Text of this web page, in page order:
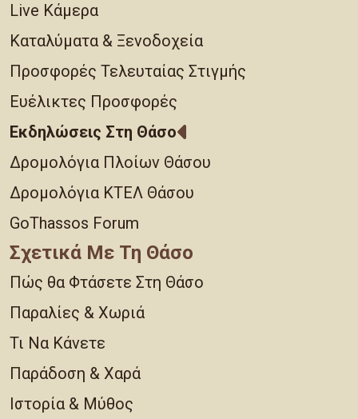
Live Κάμερα
Καταλύματα & Ξενοδοχεία
Προσφορές Τελευταίας Στιγμής
Ευέλικτες Προσφορές
Εκδηλώσεις Στη Θάσο
Δρομολόγια Πλοίων Θάσου
Δρομολόγια ΚΤΕΛ Θάσου
GoThassos Forum
Σχετικά Με Τη Θάσο
Πώς θα Φτάσετε Στη Θάσο
Παραλίες & Χωριά
Τι Να Κάνετε
Παράδοση & Χαρά
Ιστορία & Μύθος